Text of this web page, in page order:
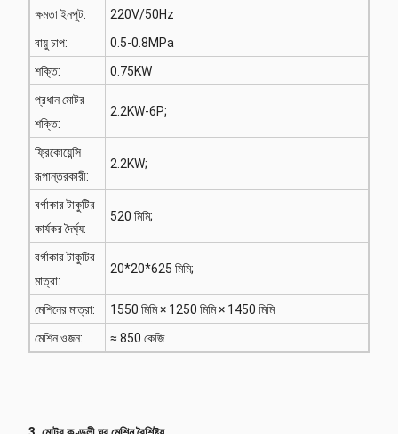
ক্ষমতা ইনপুট:
220V/50Hz
বায়ু চাপ:
0.5-0.8MPa
শক্তি:
0.75KW
প্রধান মোটর
শক্তি:
2.2KW-6P;
ফ্রিকোয়েন্সি
রূপান্তরকারী:
2.2KW;
বর্গাকার টাকুটির
কার্যকর দৈর্ঘ্য:
520 মিমি;
বর্গাকার টাকুটির
মাত্রা:
20*20*625 মিমি;
মেশিনের মাত্রা:
1550 মিমি × 1250 মিমি × 1450 মিমি
মেশিন ওজন:
≈ 850 কেজি